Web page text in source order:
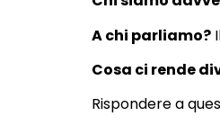
A chi parliamo?
Cosa ci rende
Rispondere a